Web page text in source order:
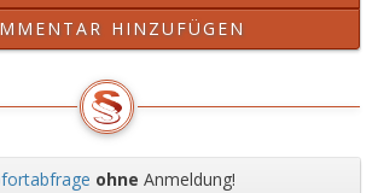
HINZUFÜGEN
ohne Anmeldung!